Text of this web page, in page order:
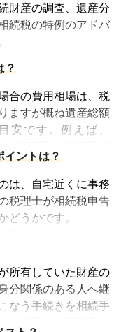
財産の調査、遺産分
続税の特例のアドバ
遺産分割協議書の作
告
？
合の費用相場は、税
ますが概ね遺産総額
安です。例えば、
25万円～50万円程
み無料・30分以内
り数千円の費用がか
ギリに依頼をする
るため、注意が必要
は、 相続税申告に強
積依頼が可能です 。
用がかかるのか、ま
イントは？
は、自宅近くに事務
税理士が相続税申告
どうかです。
目でないことから、
ていない税理士にと
ます。
う税理士事務所や、
税理士事務所を選ぶ
ーズな手続きの面で
所有していた財産の
分関係のある人へ継
なう手続きを相続手
は預貯金や不動産、